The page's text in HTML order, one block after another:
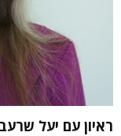
ראיון עם יעל